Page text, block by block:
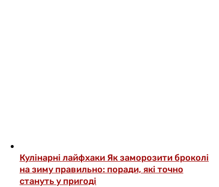
Кулінарні лайфхаки Як заморозити броколі
на зиму правильно: поради, які точно
стануть у пригоді